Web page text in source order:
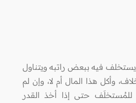
فيه ببعض راتبه ويتناول
وأكل هذا المال أم لا، وإن لم
للمُستخلَف حتى إذا أخذ القدر